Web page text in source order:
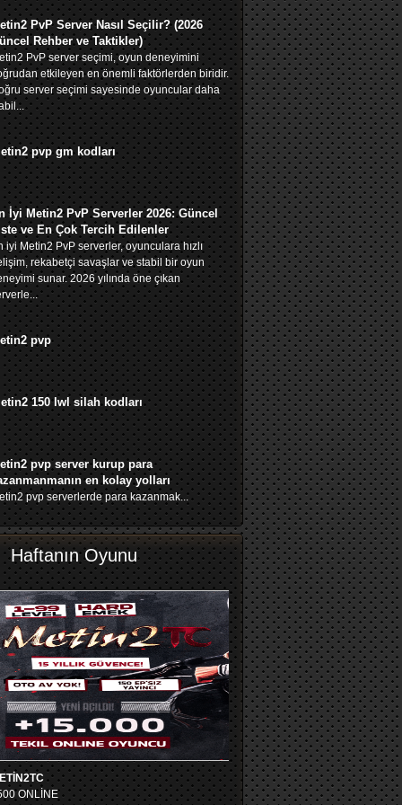
PvP Server Nasıl Seçilir? (2026
Rehber ve Taktikler)
PvP server seçimi, oyun deneyimini
etkileyen en önemli faktörlerden biridir.
server seçimi sayesinde oyuncular daha
pvp gm kodları
İyi Metin2 PvP Serverler 2026: Güncel
ve En Çok Tercih Edilenler
iyi Metin2 PvP serverler, oyunculara hızlı
rekabetçi savaşlar ve stabil bir oyun
sunar. 2026 yılında öne çıkan
pvp
150 lwl silah kodları
pvp server kurup para
en kolay yolları
pvp serverlerde para kazanmak...
Haftanın Oyunu
ONLİNE